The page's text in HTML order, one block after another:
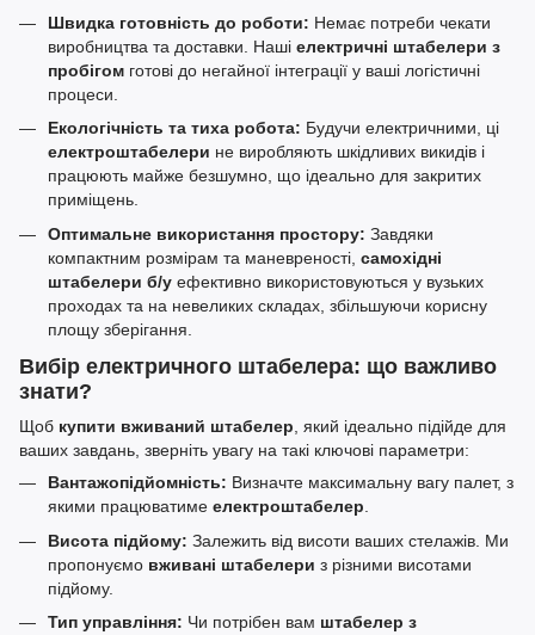
Швидка готовність до роботи: Немає потреби чекати
виробництва та доставки. Наші електричні штабелери з
пробігом готові до негайної інтеграції у ваші логістичні
процеси.
Екологічність та тиха робота: Будучи електричними, ці
електроштабелери не виробляють шкідливих викидів і
працюють майже безшумно, що ідеально для закритих
приміщень.
Оптимальне використання простору: Завдяки
компактним розмірам та маневреності, самохідні
штабелери б/у ефективно використовуються у вузьких
проходах та на невеликих складах, збільшуючи корисну
площу зберігання.
Вибір електричного штабелера: що важливо
знати?
Щоб купити вживаний штабелер, який ідеально підійде для
ваших завдань, зверніть увагу на такі ключові параметри:
Вантажопідйомність: Визначте максимальну вагу палет, з
якими працюватиме електроштабелер.
Висота підйому: Залежить від висоти ваших стелажів. Ми
пропонуємо вживані штабелери з різними висотами
підйому.
Тип управління: Чи потрібен вам штабелер з